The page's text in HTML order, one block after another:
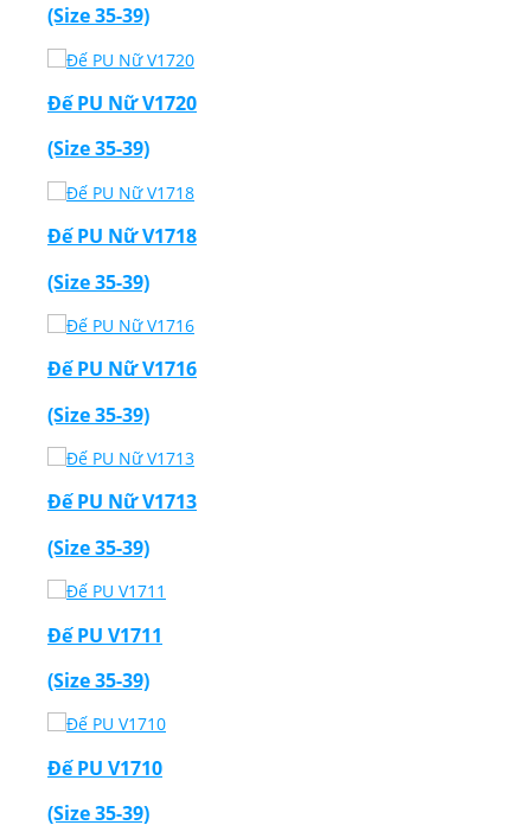
(Size 35-39)
Đế PU Nữ V1720
(Size 35-39)
Đế PU Nữ V1718
(Size 35-39)
Đế PU Nữ V1716
(Size 35-39)
Đế PU Nữ V1713
(Size 35-39)
Đế PU V1711
(Size 35-39)
Đế PU V1710
(Size 35-39)